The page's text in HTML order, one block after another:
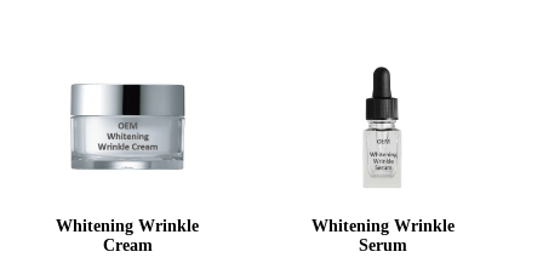
Whitening Wrinkle
Cream
Whitening Wrinkle
Serum